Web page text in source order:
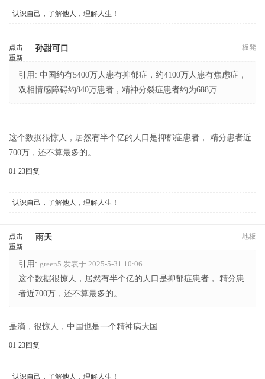
认识自己，了解他人，理解人生！
点击
重新
板凳
孙甜可口
引用: 中国约有5400万人患有抑郁症，约4100万人患有焦虑症，
双相情感障碍约840万患者，精神分裂症患者约为688万
这个数据很惊人，居然有半个亿的人口是抑郁症患者， 精分患者近
700万，还不算最多的。
01-23回复
认识自己，了解他人，理解人生！
点击
重新
地板
雨天
引用: green5 发表于 2025-5-31 10:06
这个数据很惊人，居然有半个亿的人口是抑郁症患者， 精分患
者近700万，还不算最多的。 ...
是滴，很惊人，中国也是一个精神病大国
01-23回复
认识自己，了解他人，理解人生！